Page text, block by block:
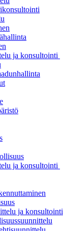
ja konsultointi
ja konsultointi
ja konsultointi